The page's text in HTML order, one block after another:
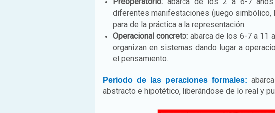
diferentes manifestaciones (juego simbólico,
para de la práctica a la representación.
Operacional concreto: abarca de los 6-7 a 11
organizan en sistemas dando lugar a
el pensamiento.
Periodo de las peraciones formales:
abstracto e hipotético, liberándose de lo real y